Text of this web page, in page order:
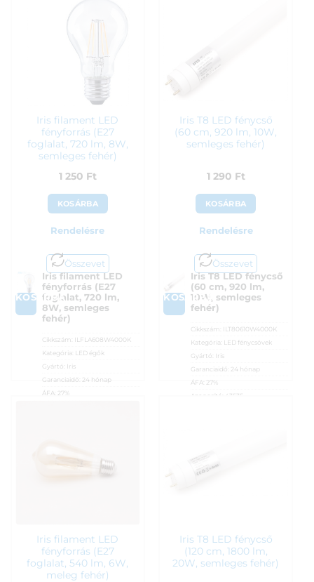
Iris filament LED
fényforrás (E27
foglalat, 720 lm, 8W,
semleges fehér)
1 250 Ft
KOSÁRBA
Rendelésre
Összevet
KOSÁRBA
Iris filament LED
fényforrás (E27
foglalat, 720 lm,
8W, semleges
fehér)
Cikkszám: ILFLA608W4000K
Kategória: LED égők
Gyártó: Iris
Garanciaidő: 24 hónap
ÁFA:
27%
Iris T8 LED fénycső
(60 cm, 920 lm, 10W,
semleges fehér)
1 290 Ft
KOSÁRBA
Rendelésre
Összevet
KOSÁRBA
Iris T8 LED fénycső
(60 cm, 920 lm,
10W, semleges
fehér)
Cikkszám: ILT80610W4000K
Kategória: LED fénycsövek
Gyártó: Iris
Garanciaidő:
24 hónap
ÁFA:
27%
Azonosító:
43535
Iris filament LED
fényforrás (E27
foglalat, 540 lm, 6W,
meleg fehér)
Iris T8 LED fénycső
(120 cm, 1800 lm,
20W, semleges fehér)